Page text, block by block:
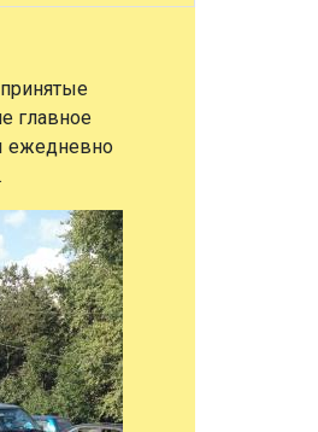
главное
ежедневно